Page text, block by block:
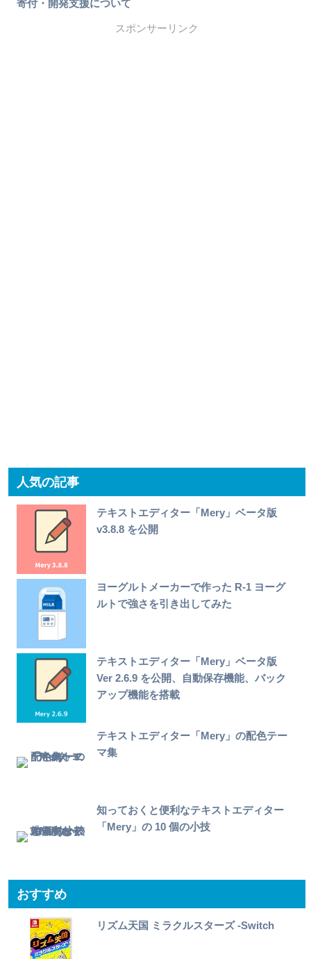
寄付・開発支援について
スポンサーリンク
人気の記事
テキストエディター「Mery」ベータ版
v3.8.8 を公開
ヨーグルトメーカーで作った R-1 ヨーグ
ルトで強さを引き出してみた
テキストエディター「Mery」ベータ版
Ver 2.6.9 を公開、自動保存機能、バック
アップ機能を搭載
テキストエディター「Mery」の配色テー
マ集
知っておくと便利なテキストエディター
「Mery」の 10 個の小技
おすすめ
リズム天国 ミラクルスターズ -Switch